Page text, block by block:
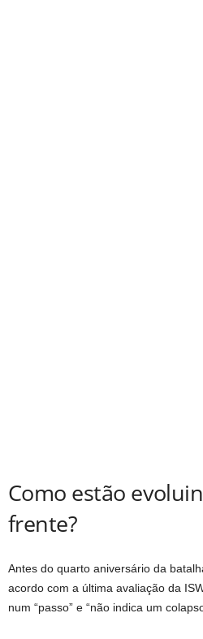
Como estão
frente?
Antes do quarto aniversário da
acordo com a última avaliação da
num “passo” e “não indica um